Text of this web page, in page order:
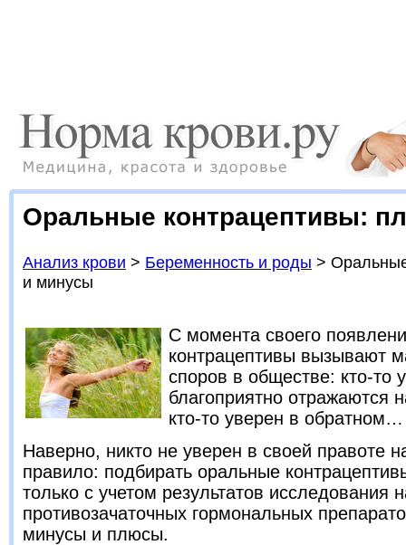
Оральные контрацептивы:
Анализ крови > Беременность и роды >
и минусы
С момента своего
контрацептивы вызывают
споров в обществе: кто-то
благоприятно отражаются
кто-то уверен в
Наверно, никто не уверен в своей правоте
правило: подбирать оральные
только с учетом результатов исследования
противозачаточных гормональных
минусы и плюсы.